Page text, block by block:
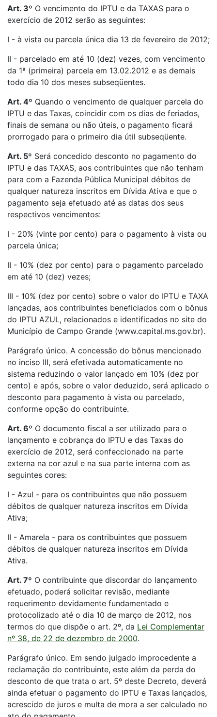
Art. 3º O vencimento do IPTU e da TAXAS para o
exercício de 2012 serão as seguintes:
I - à vista ou parcela única dia 13 de fevereiro de 2012;
II - parcelado em até 10 (dez) vezes, com vencimento
da 1ª (primeira) parcela em 13.02.2012 e as demais
todo dia 10 dos meses subseqüentes.
Art. 4º Quando o vencimento de qualquer parcela do
IPTU e das Taxas, coincidir com os dias de feriados,
finais de semana ou não úteis, o pagamento ficará
prorrogado para o primeiro dia útil subseqüente.
Art. 5º Será concedido desconto no pagamento do
IPTU e das TAXAS, aos contribuintes que não tenham
para com a Fazenda Pública Municipal débitos de
qualquer natureza inscritos em Dívida Ativa e que o
pagamento seja efetuado até as datas dos seus
respectivos vencimentos:
I - 20% (vinte por cento) para o pagamento à vista ou
parcela única;
II - 10% (dez por cento) para o pagamento parcelado
em até 10 (dez) vezes;
III - 10% (dez por cento) sobre o valor do IPTU e TAXA
lançadas, aos contribuintes beneficiados com o bônus
do IPTU AZUL, relacionados e identificados no site do
Município de Campo Grande (www.capital.ms.gov.br).
Parágrafo único. A concessão do bônus mencionado
no inciso III, será efetivada automaticamente no
sistema reduzindo o valor lançado em 10% (dez por
cento) e após, sobre o valor deduzido, será aplicado o
desconto para pagamento à vista ou parcelado,
conforme opção do contribuinte.
Art. 6º O documento fiscal a ser utilizado para o
lançamento e cobrança do IPTU e das Taxas do
exercício de 2012, será confeccionado na parte
externa na cor azul e na sua parte interna com as
seguintes cores:
I - Azul - para os contribuintes que não possuem
débitos de qualquer natureza inscritos em Dívida
Ativa;
II - Amarela - para os contribuintes que possuem
débitos de qualquer natureza inscritos em Dívida
Ativa.
Art. 7º O contribuinte que discordar do lançamento
efetuado, poderá solicitar revisão, mediante
requerimento devidamente fundamentado e
protocolizado até o dia 10 de março de 2012, nos
termos do que dispõe o art. 2º, da Lei Complementar
nº 38, de 22 de dezembro de 2000.
Parágrafo único. Em sendo julgado improcedente a
reclamação do contribuinte, este além da perda do
desconto de que trata o art. 5º deste Decreto, deverá
ainda efetuar o pagamento do IPTU e Taxas lançados,
acrescido de juros e multa de mora a ser calculado no